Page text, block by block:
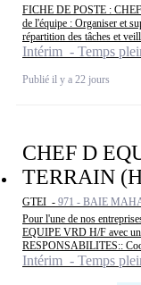
FICHE DE POSTE :
de l'équipe : Organiser et
répartition des tâches et
Intérim - Temps
Publié il y a 22 jours
CHEF D
TERRAIN
GTEI - 971 - BAIE
Pour l'une de nos
EQUIPE VRD H/F avec
RESPONSABILITES::
Intérim - Temps